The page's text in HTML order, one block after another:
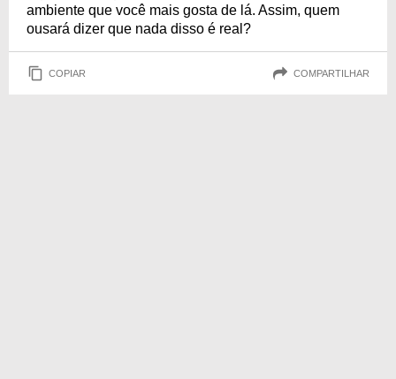
ambiente que você mais gosta de lá. Assim, quem
ousará dizer que nada disso é real?
COPIAR COMPARTILHAR